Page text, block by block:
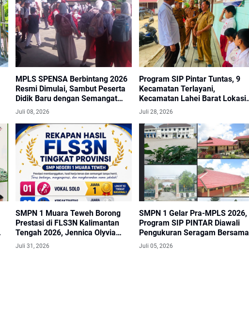
MPLS SPENSA Berbintang 2026
Resmi Dimulai, Sambut Peserta
Didik Baru dengan Semangat
Belajar dan Berkarakter
Juli 08, 2026
Program SIP Pintar Tuntas, 9
Kecamatan Terlayani,
Kecamatan Lahei Barat Lokasi
Terakhir Penyaluran.
Juli 28, 2026
SMPN 1 Muara Teweh Borong
Prestasi di FLS3N Kalimantan
Tengah 2026, Jennica Olyvia
Melaju ke Final Nasional
Juli 31, 2026
SMPN 1 Gelar Pra-MPLS 2026,
Program SIP PINTAR Diawali
Pengukuran Seragam Bersama
Orang Tua
Juli 05, 2026